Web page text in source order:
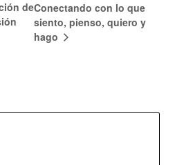
deConectando con lo que
siento, pienso, quiero y
hago